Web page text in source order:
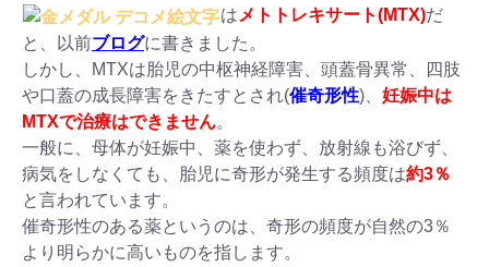
は メトトレキサート(MTX)だ
と、以前ブログに書きました。
しかし、MTXは胎児の中枢神経障害、頭蓋骨異常、四肢
や口蓋の成長障害をきたすとされ(催奇形性)、 妊娠中は
MTXで治療はできません。
一般に、母体が妊娠中、薬を使わず、放射線も浴びず、
病気をしなくても、胎児に奇形が発生する頻度は約3％
と言われています。
催奇形性のある薬というのは、奇形の頻度が自然の3％
より明らかに高いものを指します。